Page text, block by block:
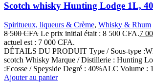
Scotch whisky Hunting Lodge 1L,
Spiritueux, liqueurs & Crème, Whisky & Rhum
8 500CFA Le prix initial était : 8 500 CFA.7
actuel est : 7 000 CFA.
DÉTAILS DU PRODUIT Type / Sous-type
scotch Whisky Marque / Distillerie : Hunting
:Ecosse / Speyside Degré : 40%ALC Volume :
Ajouter au panier